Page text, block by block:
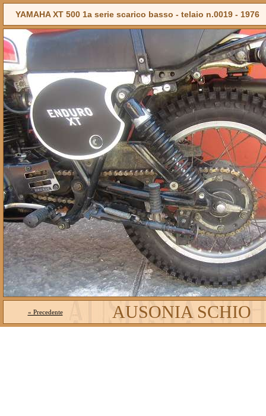
YAMAHA XT 500 1a serie scarico basso - telaio n.0019 - 1976
« Precedente AUSONIA SCHIO